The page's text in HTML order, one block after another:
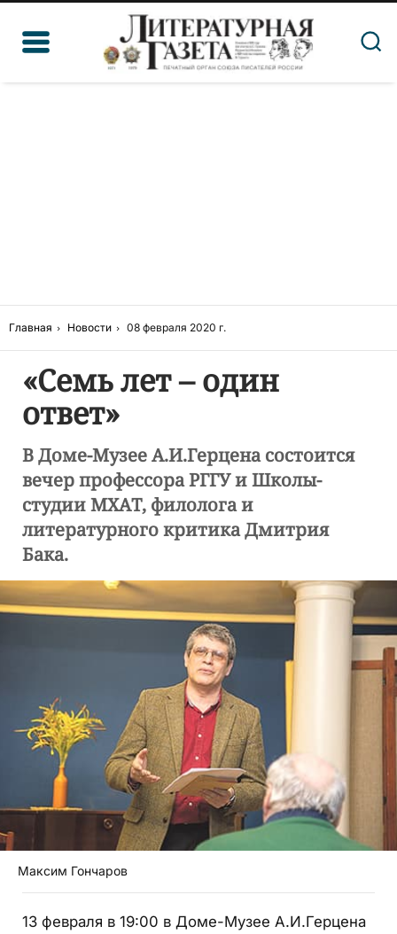
Главная Новости 08 февраля 2020 г.
«Семь лет – один
ответ»
В Доме-Музее А.И.Герцена состоится
вечер профессора РГГУ и Школы-
студии МХАТ, филолога и
литературного критика Дмитрия
Бака.
Максим Гончаров
13 февраля в 19:00 в Доме-Музее А.И.Герцена